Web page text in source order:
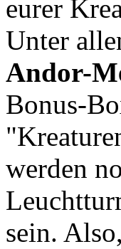
eurer
Unter
Andor-
Bonus-
werden
sein.